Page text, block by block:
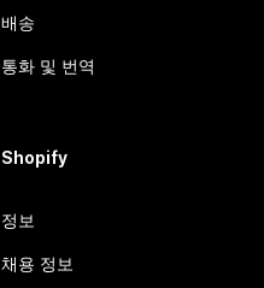
배송
통화 및 번역
Shopify
정보
채용 정보